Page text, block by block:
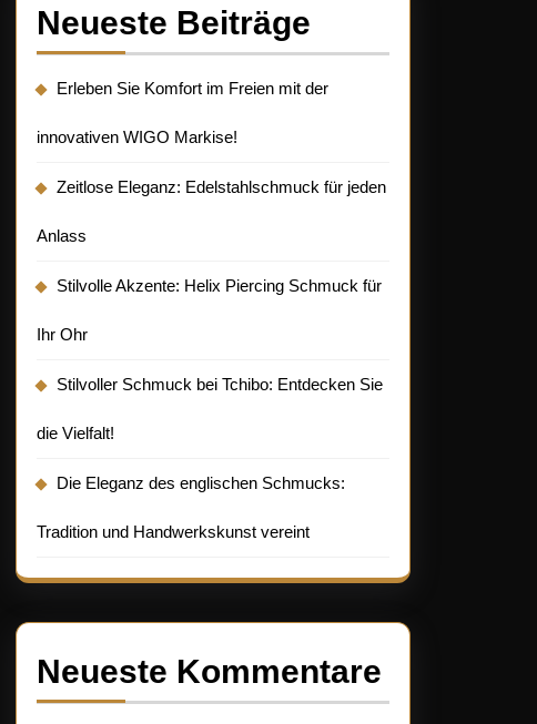
Neueste Beiträge
Erleben Sie Komfort im Freien mit der
innovativen WIGO Markise!
Zeitlose Eleganz: Edelstahlschmuck für jeden
Anlass
Stilvolle Akzente: Helix Piercing Schmuck für
Ihr Ohr
Stilvoller Schmuck bei Tchibo: Entdecken Sie
die Vielfalt!
Die Eleganz des englischen Schmucks:
Tradition und Handwerkskunst vereint
Neueste Kommentare